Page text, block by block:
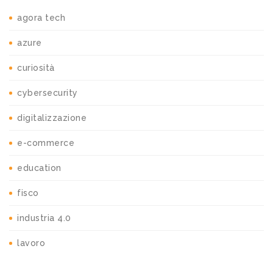
agora tech
azure
curiosità
cybersecurity
digitalizzazione
e-commerce
education
fisco
industria 4.0
lavoro